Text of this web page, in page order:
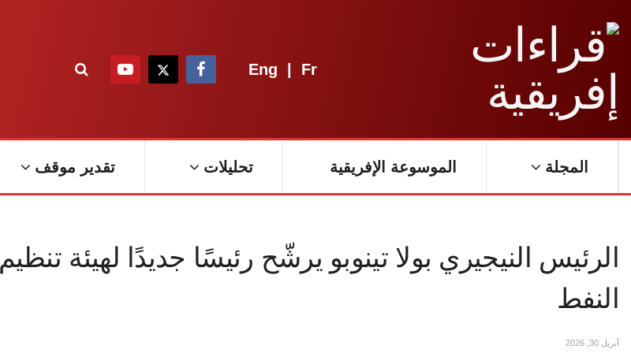
Eng | Fr
المجلة الموسوعة الإفريقية تحليلات تقدير موقف
الرئيس النيجيري بولا تينوبو يرشّح رئيسًا جديدًا لهيئة تنظيم
النفط
أبريل 30, 2026